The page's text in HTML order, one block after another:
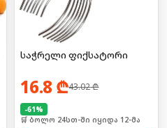
საჭრელი ფიქსატორი
16.8 ₾43.02₾
-61%
🛒 ბოლო 24სთ-ში იყიდა 12-მა